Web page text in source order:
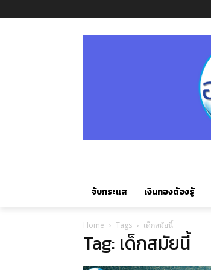
จับกระแส เงินทองต้องรู้
Home Tags เด็กสมัยนี้
Tag: เด็กสมัยนี้